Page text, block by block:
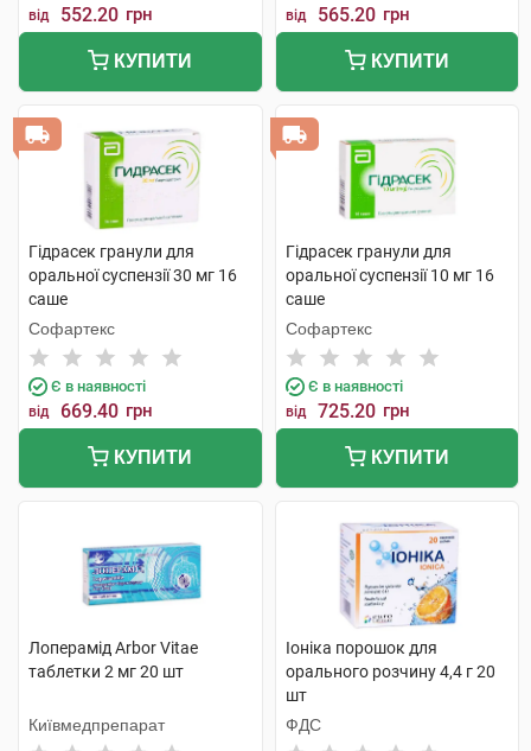
від 552.20 грн
КУПИТИ
від 565.20 грн
КУПИТИ
Гідрасек гранули для
оральної суспензії 30 мг 16
саше
Софартекс
Є в наявності
від 669.40 грн
КУПИТИ
Гідрасек гранули для
оральної суспензії 10 мг 16
саше
Софартекс
Є в наявності
від 725.20 грн
КУПИТИ
Лоперамід Arbor Vitae
таблетки 2 мг 20 шт
Київмедпрепарат
Іоніка порошок для
орального розчину 4,4 г 20
шт
ФДС